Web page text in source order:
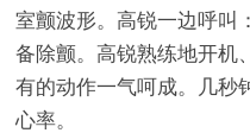
室颤波形。高锐一边呼叫
备除颤。高锐熟练地开
有的动作一气呵成。几秒
心率。